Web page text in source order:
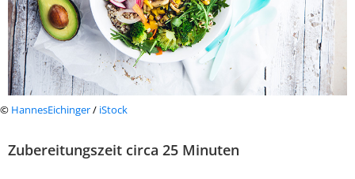
© HannesEichinger/ iStock
Zubereitungszeit circa 25 Minuten